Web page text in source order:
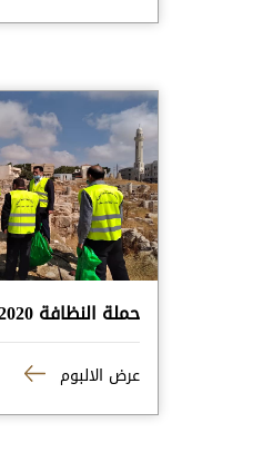
حملة النظافة 2020
عرض الالبوم